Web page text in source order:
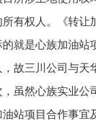
有权人。《转让
就是心族加油站
故三川公司与天
虽然心族实业公
站项目合作事宜